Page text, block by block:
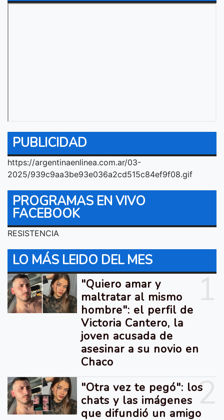
PUBLICIDAD
https://argentinaenlinea.com.ar/03-
2025/939c9aa3be93e036a2cd515c84ef9f08.gif
PROGRAMAS EN VIVO
FACEBOOK
RESISTENCIA
LO MÁS LEIDO DEL MES
"Quiero amar y
maltratar al mismo
hombre": el perfil de
Victoria Cantero, la
joven acusada de
asesinar a su novio en
Chaco
2
"Otra vez te pegó": los
chats y las imágenes
que difundió un amigo